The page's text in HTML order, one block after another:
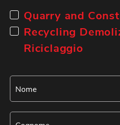
Quarry and
Recycling
Riciclaggio